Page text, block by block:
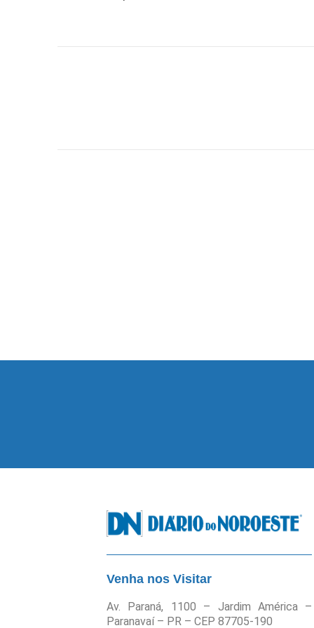
Venha nos Visitar
Av. Paraná, 1100 – Jardim América –
Paranavaí – PR – CEP 87705-190